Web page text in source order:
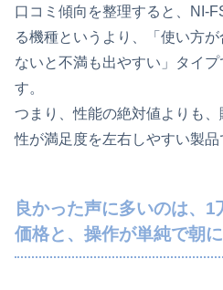
口コミ傾向を整理すると、NI-
る機種というより、「使い方
ないと不満も出やすい」タイ
す。
つまり、性能の絶対値よりも
性が満足度を左右しやすい製品
良かった声に多いのは、
価格と、操作が単純で朝